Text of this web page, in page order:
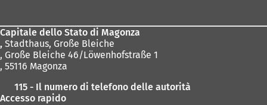
Capitale dello Stato di Magonza
, Stadthaus, Große Bleiche
, Große Bleiche 46/Löwenhofstraße 1
, 55116 Magonza
115 - Il numero di telefono delle autorità
Accesso rapido